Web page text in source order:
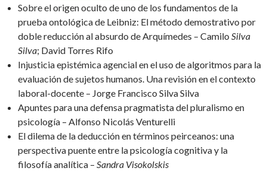
Sobre el origen oculto de uno de los fundamentos de la
prueba ontológica de Leibniz: El método demostrativo por
doble reducción al absurdo de Arquímedes – Camilo Silva
Silva; David Torres Rifo
Injusticia epistémica agencial en el uso de algoritmos para la
evaluación de sujetos humanos. Una revisión en el contexto
laboral-docente – Jorge Francisco Silva Silva
Apuntes para una defensa pragmatista del pluralismo en
psicología – Alfonso Nicolás Venturelli
El dilema de la deducción en términos peirceanos: una
perspectiva puente entre la psicología cognitiva y la
filosofía analítica – Sandra Visokolskis